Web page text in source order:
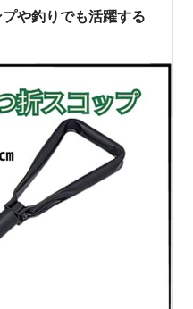
完全ガイドを通じて、あ
や釣りでも活躍する